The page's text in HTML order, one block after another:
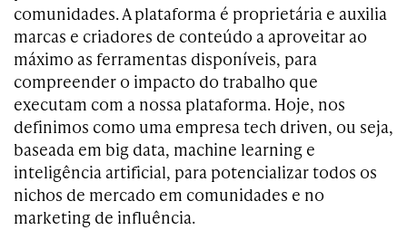
comunidades. A plataforma é proprietária e auxilia
marcas e criadores de conteúdo a aproveitar ao
máximo as ferramentas disponíveis, para
compreender o impacto do trabalho que
executam com a nossa plataforma. Hoje, nos
definimos como uma empresa tech driven, ou seja,
baseada em big data, machine learning e
inteligência artificial, para potencializar todos os
nichos de mercado em comunidades e no
marketing de influência.